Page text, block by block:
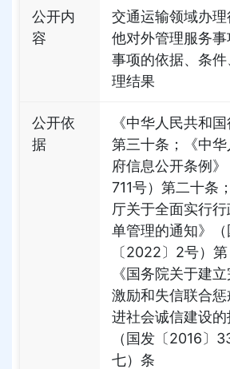
公开内
容
交通运输领域办
他对外管理服务
事项的依据、条
理结果
公开依
据
《中华人民共和
第三十条；《中
府信息公开条例
711号）第二十条
厅关于全面实行
单管理的通知》
〔2022〕2号）第
《国务院关于建
激励和失信联合
进社会诚信建设的
（国发〔2016〕
七）条